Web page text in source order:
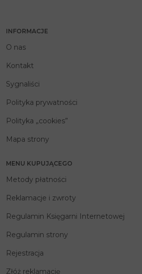
INFORMACJE
O nas
Kontakt
Sygnaliści
Polityka prywatności
Polityka „cookies”
Mapa strony
MENU KUPUJĄCEGO
Metody płatności
Reklamacje i zwroty
Regulamin Księgarni Internetowej
Regulamin strony
Rejestracja
Złóż reklamację